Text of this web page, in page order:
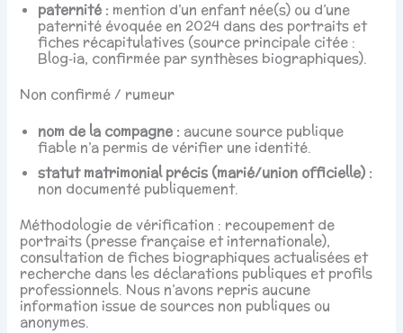
paternité : mention d’un enfant née(s) ou d’une
paternité évoquée en 2024 dans des portraits et
fiches récapitulatives (source principale citée :
Blog‑ia, confirmée par synthèses biographiques).
Non confirmé / rumeur
nom de la compagne : aucune source publique
fiable n’a permis de vérifier une identité.
statut matrimonial précis (marié/union officielle) :
non documenté publiquement.
Méthodologie de vérification : recoupement de
portraits (presse française et internationale),
consultation de fiches biographiques actualisées et
recherche dans les déclarations publiques et profils
professionnels. Nous n’avons repris aucune
information issue de sources non publiques ou
anonymes.